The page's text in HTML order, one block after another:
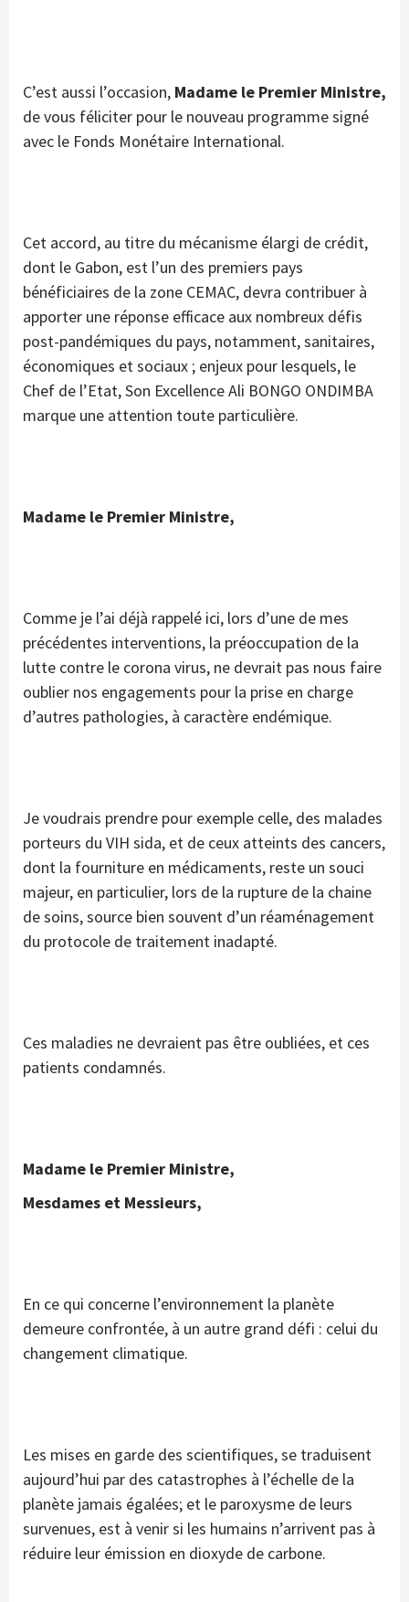
C’est aussi l’occasion, Madame le Premier Ministre,
de vous féliciter pour le nouveau programme signé
avec le Fonds Monétaire International.
Cet accord, au titre du mécanisme élargi de crédit,
dont le Gabon, est l’un des premiers pays
bénéficiaires de la zone CEMAC, devra contribuer à
apporter une réponse efficace aux nombreux défis
post-pandémiques du pays, notamment, sanitaires,
économiques et sociaux ; enjeux pour lesquels, le
Chef de l’Etat, Son Excellence Ali BONGO ONDIMBA
marque une attention toute particulière.
Madame le Premier Ministre,
Comme je l’ai déjà rappelé ici, lors d’une de mes
précédentes interventions, la préoccupation de la
lutte contre le corona virus, ne devrait pas nous faire
oublier nos engagements pour la prise en charge
d’autres pathologies, à caractère endémique.
Je voudrais prendre pour exemple celle, des malades
porteurs du VIH sida, et de ceux atteints des cancers,
dont la fourniture en médicaments, reste un souci
majeur, en particulier, lors de la rupture de la chaine
de soins, source bien souvent d’un réaménagement
du protocole de traitement inadapté.
Ces maladies ne devraient pas être oubliées, et ces
patients condamnés.
Madame le Premier Ministre,
Mesdames et Messieurs,
En ce qui concerne l’environnement la planète
demeure confrontée, à un autre grand défi : celui du
changement climatique.
Les mises en garde des scientifiques, se traduisent
aujourd’hui par des catastrophes à l’échelle de la
planète jamais égalées; et le paroxysme de leurs
survenues, est à venir si les humains n’arrivent pas à
réduire leur émission en dioxyde de carbone.